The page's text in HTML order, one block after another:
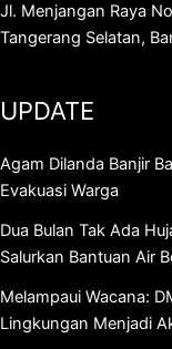
Jl. Menjangan Raya
Tangerang Selatan,
UPDATE
Agam Dilanda Banjir
Evakuasi Warga
Dua Bulan Tak Ada
Salurkan Bantuan Air
Melampaui Wacana:
Lingkungan Menjadi